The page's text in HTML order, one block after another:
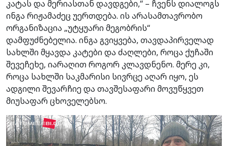
კატას და მერიასთან დავდგები,“ – ჩვენს დიალოგს
ინგა რიჟამაძეც უერთდება. ის არასამთავრობო
ორგანიზაცია „უტყუარი მეგობრის“
დამფუძნებელია. ინგა გვიყვება, თავდაპირველად
სახლში მყავდა კატები და ძაღლები, როცა ქუჩაში
შევეჩეხე, იარაღით როგორ კლავდნენო. მერე კი,
როცა სახლში საკმარისი სივრცე აღარ იყო, ეს
ადგილი შევარჩიე და თავშესაფარი მოვუწყვეთ
მიუსაფარ ცხოველებსო.